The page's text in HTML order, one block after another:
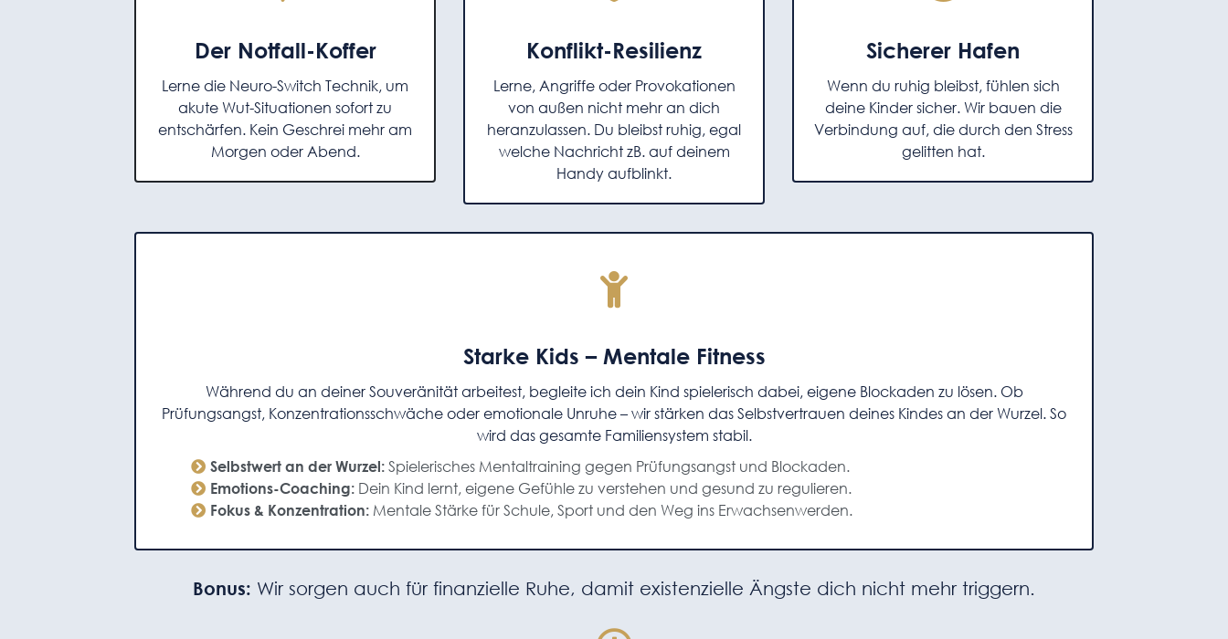
Der Notfall-Koffer
Lerne die Neuro-Switch Technik, um
akute Wut-Situationen sofort zu
entschärfen. Kein Geschrei mehr am
Morgen oder Abend.
Konflikt-Resilienz
Lerne, Angriffe oder Provokationen
von außen nicht mehr an dich
heranzulassen. Du bleibst ruhig, egal
welche Nachricht zB. auf deinem
Handy aufblinkt.
Sicherer Hafen
Wenn du ruhig bleibst, fühlen sich
deine Kinder sicher. Wir bauen die
Verbindung auf, die durch den Stress
gelitten hat.
Starke Kids – Mentale Fitness
Während du an deiner Souveränität arbeitest, begleite ich dein Kind spielerisch dabei, eigene Blockaden zu lösen. Ob
Prüfungsangst, Konzentrationsschwäche oder emotionale Unruhe – wir stärken das Selbstvertrauen deines Kindes an der Wurzel. So
wird das gesamte Familiensystem stabil.
Selbstwert an der Wurzel: Spielerisches Mentaltraining gegen Prüfungsangst und Blockaden.
Emotions-Coaching: Dein Kind lernt, eigene Gefühle zu verstehen und gesund zu regulieren.
Fokus & Konzentration: Mentale Stärke für Schule, Sport und den Weg ins Erwachsenwerden.
Bonus: Wir sorgen auch für finanzielle Ruhe, damit existenzielle Ängste dich nicht mehr triggern.